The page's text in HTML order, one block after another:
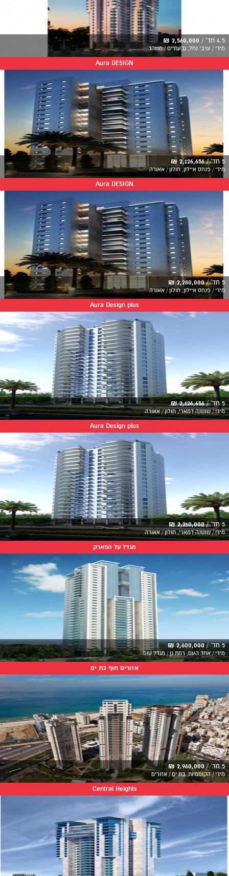
4.5 חד' / 2,560,000 ₪
מידי / ערבי נחל, גבעתיים / משהב
Aura DESIGN
5 חד' / 2,126,656 ₪
מידי / פנחס איילון, חולון / אאורה
Aura DESIGN
5 חד' / 2,280,000 ₪
מידי / פנחס איילון, חולון / אאורה
Aura Design plus
5 חד' / 2,126,656 ₪
מידי / שושנה דמארי, חולון / אאורה
Aura Design plus
5 חד' / 2,210,000 ₪
מידי / שושנה דמארי, חולון / אאורה
מגדל על הפארק
5 חד' / 2,600,000 ₪
מידי / אחד העם, רמת גן / מגדל טופ
אזורים חוף בת ים
5 חד' / 2,960,000 ₪
מידי / הקוממיות, בת ים / אזורים
Central Heights